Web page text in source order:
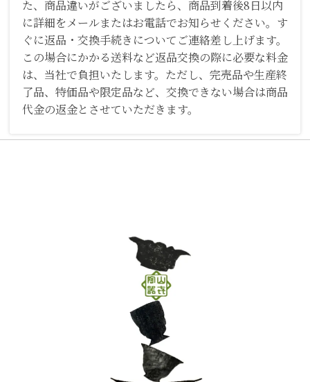
た、商品違いがございましたら、商品到着後8日以内
に詳細をメールまたはお電話でお知らせください。す
ぐに返品・交換手続きについてご連絡差し上げます。
この場合にかかる送料など返品交換の際に必要な料金
は、当社で負担いたします。ただし、完売品や生産終
了品、特価品や限定品など、交換できない場合は商品
代金の返金とさせていただきます。